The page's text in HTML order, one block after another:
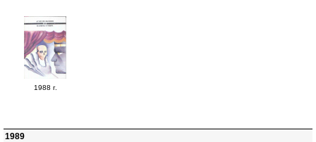
1988 г.
1989